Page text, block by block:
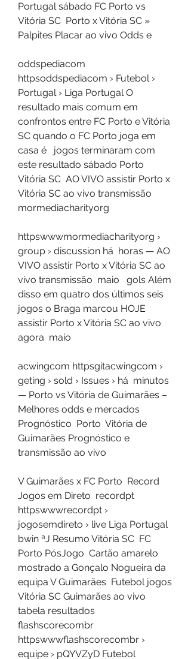
Portugal sábado FC Porto vs
Vitória SC  Porto x Vitória SC »
Palpites Placar ao vivo Odds e
oddspediacom
httpsoddspediacom › Futebol ›
Portugal › Liga Portugal O
resultado mais comum em
confrontos entre FC Porto e Vitória
SC quando o FC Porto joga em
casa é   jogos terminaram com
este resultado sábado Porto
Vitória SC  AO VIVO assistir Porto x
Vitória SC ao vivo transmissão
mormediacharityorg
httpswwwmormediacharityorg ›
group › discussion há  horas — AO
VIVO assistir Porto x Vitória SC ao
vivo transmissão  maio   gols Além
disso em quatro dos últimos seis
jogos o Braga marcou HOJE
assistir Porto x Vitória SC ao vivo
agora  maio
acwingcom httpsgitacwingcom ›
geting › sold › Issues › há  minutos
— Porto vs Vitória de Guimarães –
Melhores odds e mercados
Prognóstico  Porto  Vitória de
Guimarães Prognóstico e
transmissão ao vivo
V Guimarães x FC Porto  Record
Jogos em Direto  recordpt
httpswwwrecordpt ›
jogosemdireto › live Liga Portugal
bwin ªJ Resumo Vitória SC  FC
Porto PósJogo  Cartão amarelo
mostrado a Gonçalo Nogueira da
equipa V Guimarães  Futebol jogos
Vitória SC Guimarães ao vivo
tabela resultados
flashscorecombr
httpswwwflashscorecombr ›
equipe › pQYVZyD Futebol